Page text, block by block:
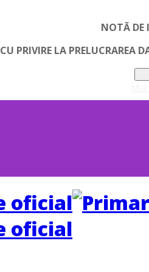
NOTĂ DE
CU PRIVIRE LA PRELUCRAREA